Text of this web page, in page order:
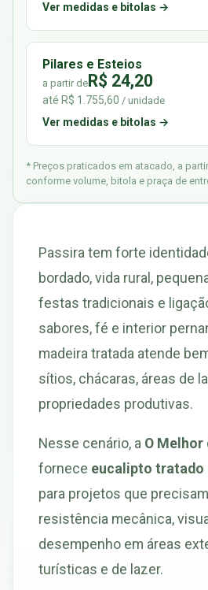
Ver medidas e bitolas →
Pilares e Esteios
a partir deR$ 24,20
até R$ 1.755,60 / unidade
Ver medidas e bitolas →
* Preços praticados em atacado, a
conforme volume, bitola e praça de
Passira tem forte
bordado, vida rural,
festas tradicionais e
sabores, fé e interior
madeira tratada atende
sítios, chácaras, áreas de
propriedades produtivas.
Nesse cenário, a O Melhor
fornece eucalipto tratado
para projetos que
resistência mecânica,
desempenho em áreas
turísticas e de lazer.